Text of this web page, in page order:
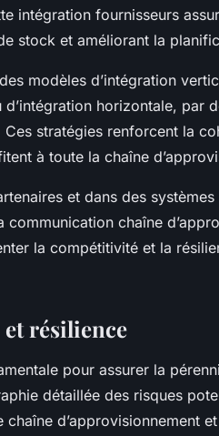
intégration fournisseurs
stock et améliorant la
modèles d’intégration
horizontale, par
stratégies renforcent la
à toute la chaîne
et dans des systèmes
chaîne
la compétitivité et la
résilience
pour assurer la
détaillée des risques
d’approvisionnement